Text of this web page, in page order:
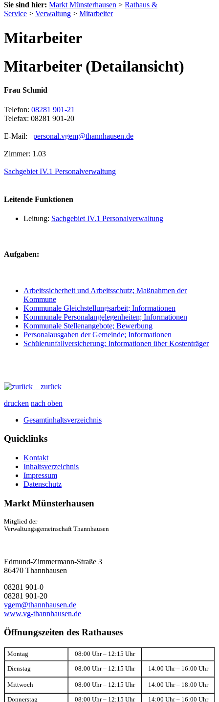
Sie sind hier: Markt Münsterhausen > Rathaus &
Service > Verwaltung > Mitarbeiter
Mitarbeiter
Mitarbeiter (Detailansicht)
Frau Schmid
Telefon: 08281 901-21
Telefax: 08281 901-20
E-Mail: personal.vgem@thannhausen.de
Zimmer: 1.03
Sachgebiet IV.1 Personalverwaltung
Leitende Funktionen
Leitung: Sachgebiet IV.1 Personalverwaltung
Aufgaben:
Arbeitssicherheit und Arbeitsschutz; Maßnahmen der
Kommune
Kommunale Gleichstellungsarbeit; Informationen
Kommunale Personalangelegenheiten; Informationen
Kommunale Stellenangebote; Bewerbung
Personalausgaben der Gemeinde; Informationen
Schülerunfallversicherung; Informationen über Kostenträger
zurück
drucken nach oben
Gesamtinhaltsverzeichnis
Quicklinks
Kontakt
Inhaltsverzeichnis
Impressum
Datenschutz
Markt Münsterhausen
Mitglied der
Verwaltungsgemeinschaft Thannhausen
Edmund-Zimmermann-Straße 3
86470 Thannhausen
08281 901-0
08281 901-20
vgem@thannhausen.de
www.vg-thannhausen.de
Öffnungszeiten des Rathauses
Montag 08:00 Uhr – 12:15 Uhr
Dienstag 08:00 Uhr – 12:15 Uhr 14:00 Uhr – 16:00 Uhr
Mittwoch 08:00 Uhr – 12:15 Uhr 14:00 Uhr – 18:00 Uhr
Donnerstag 08:00 Uhr – 12:15 Uhr 14:00 Uhr – 16:00 Uhr